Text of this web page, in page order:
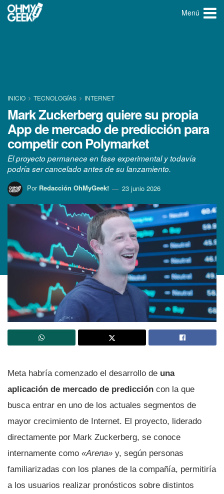
Menú
INICIO TECNOLOGÍ­AS INTERNET
Mark Zuckerberg quiere su propia
App de mercado de predicción para
competir con Polymarket
El proyecto permanece en fase experimental y todavía
podría ser cancelado antes de su lanzamiento.
Por Redacción OhMyGeek! 23 junio 2026
Meta habría comenzado el desarrollo de una
aplicación de mercado de predicción con la que
busca entrar en uno de los actuales segmentos de
mayor crecimiento de Internet. El proyecto, liderado
directamente por Mark Zuckerberg, se conoce
internamente como «Arena» y, según personas
familiarizadas con los planes de la compañía, permitiría
a los usuarios realizar pronósticos sobre distintos